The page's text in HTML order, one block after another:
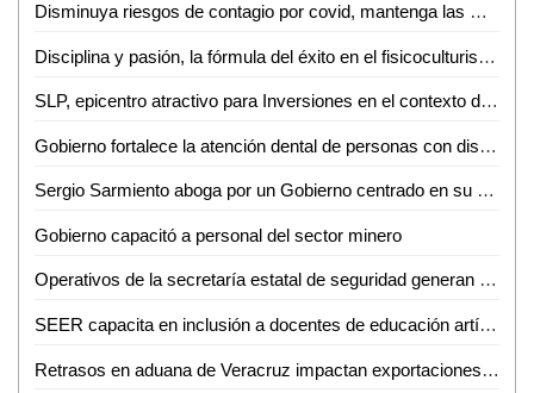
Disminuya riesgos de contagio por covid, mantenga las medidas de prevención
Disciplina y pasión, la fórmula del éxito en el fisicoculturismo según María Lara
SLP, epicentro atractivo para Inversiones en el contexto del new nearshoring
Gobierno fortalece la atención dental de personas con discapacidad
Sergio Sarmiento aboga por un Gobierno centrado en su rol organizativo
Gobierno capacitó a personal del sector minero
Operativos de la secretaría estatal de seguridad generan 222 detenciones del 11 al 17 de noviembre
SEER capacita en inclusión a docentes de educación artística
Retrasos en aduana de Veracruz impactan exportaciones y afecta a SLP